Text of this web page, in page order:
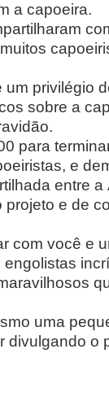
a capoeira.
privilégio
sobre a
para
e
entre a
e de
com você e
uma
divulgando o